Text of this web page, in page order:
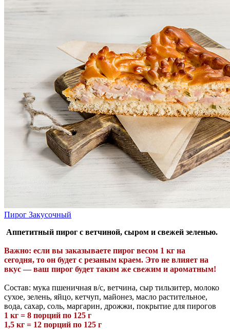
Пирог Закусочный
Аппетитный пирог c ветчиной, сыром и свежей зеленью.
Важно: если вы заказываете пирог весом 1 кг на
сегодня, то он будет с резаным краем. Это не влияет на
вкус — ваш пирог будет таким же свежим и ароматным!
Состав: мука пшеничная в/с, ветчина, сыр тильзитер, молоко
сухое, зелень, яйцо, кетчуп, майонез, масло растительное,
вода, сахар, соль, маргарин, дрожжи, покрытие для пирогов
1 кг = 8 порций по 125 г
1,5 кг = 12 порций по 125 г